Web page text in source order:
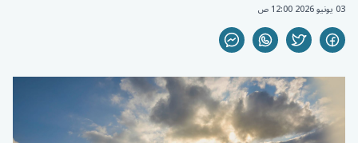
03 يونيو 2026 12:00 ص